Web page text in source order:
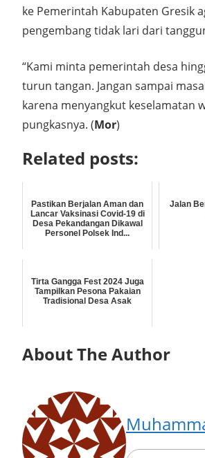
ke Pemerintah Kabupaten Gresik
pengembang tidak lari dari
“Kami minta pemerintah desa
turun tangan. Jangan sampai
karena menyangkut keselamatan
pungkasnya. (Mor)
Related posts:
Pastikan Berjalan Aman dan
Lancar Vaksinasi Covid-19 di
Desa Pekandangan Dikawal
Personel Polsek Ind...
Jalan
Tirta Gangga Fest 2024 Juga
Tampilkan Pesona Pakaian
Tradisional Desa Asak
About The Author